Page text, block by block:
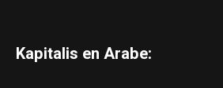
Kapitalis en Arabe: